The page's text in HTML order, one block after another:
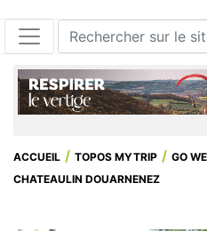
ACCUEIL TOPOS MYTRIP
GO
CHATEAULIN DOUARNENEZ